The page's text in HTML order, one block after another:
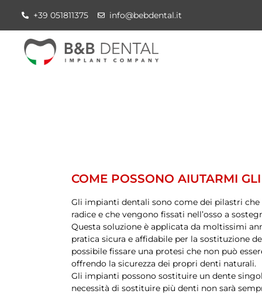
+39 051811375 info@bebdental.it
COME POSSONO AIUTARMI
Gli impianti dentali sono come dei pilastri
radice e che vengono fissati nell’osso a
Questa soluzione è applicata da moltissimi
pratica sicura e affidabile per la sostituzione
possibile fissare una protesi che non può
offrendo la sicurezza dei propri denti naturali.
Gli impianti possono sostituire un dente
necessità di sostituire più denti non sarà